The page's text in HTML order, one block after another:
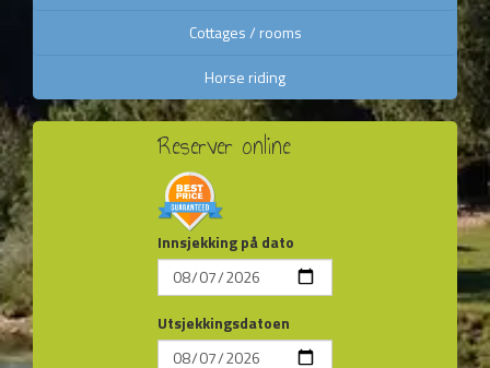
Cottages / rooms
Horse riding
Reserver online
Innsjekking på dato
Utsjekkingsdatoen